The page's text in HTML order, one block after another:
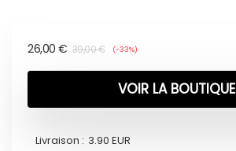
39,00€
26,00 € (-33%)
VOIR LA BOUTIQUE
Livraison : 3.90 EUR